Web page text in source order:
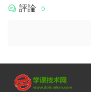
評論 0